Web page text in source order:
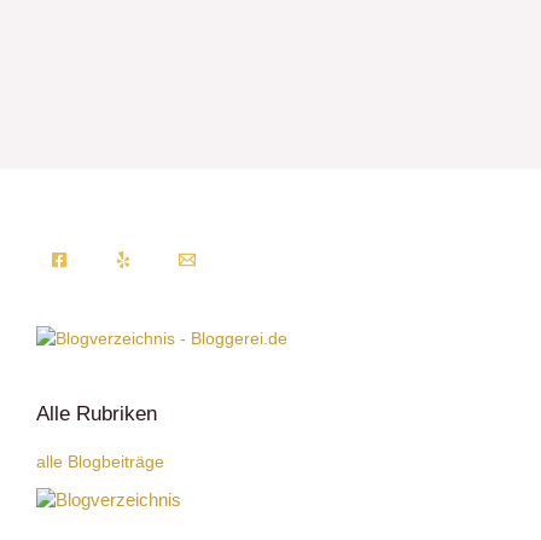
Alle Rubriken
alle Blogbeiträge